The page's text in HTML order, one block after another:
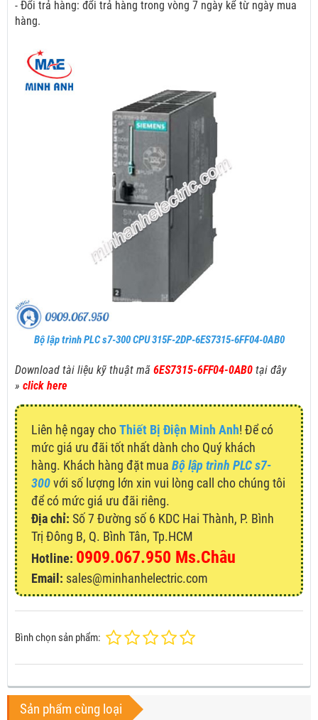
- Đổi trả hàng: đổi trả hàng trong vòng 7 ngày kể từ ngày mua
hàng.
Bộ lập trình PLC s7-300 CPU 315F-2DP-6ES7315-6FF04-0AB0
Download tài liệu kỹ thuật mã 6ES7315-6FF04-0AB0 tại đây
» click here
Liên hệ ngay choThiết Bị Điện Minh Anh! Để có
mức giá ưu đãi tốt nhất dành cho Quý khách
hàng. Khách hàng đặt mua Bộ lập trình PLC s7-
300với số lượng lớn xin vui lòng call cho chúng tôi
để có mức giá ưu đãi riêng.
Địa chỉ: Số 7 Đường số 6 KDC Hai Thành, P. Bình
Trị Đông B, Q. Bình Tân, Tp.HCM
Hotline: 0909.067.950 Ms.Châu
Email: sales@minhanhelectric.com
Bình chọn sản phẩm:
Sản phẩm cùng loại